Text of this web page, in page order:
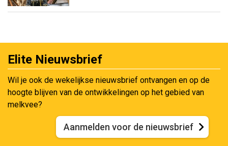
Elite Nieuwsbrief
Wil je ook de wekelijkse nieuwsbrief ontvangen en op de
hoogte blijven van de ontwikkelingen op het gebied van
melkvee?
Aanmelden voor de nieuwsbrief